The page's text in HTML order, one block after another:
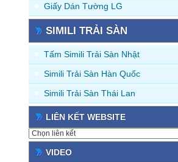
Giấy Dán Tường LG
SIMILI TRẢI SÀN
Tấm Simili Trải Sàn Nhật
Simili Trải Sàn Hàn Quốc
Simili Trải Sàn Thái Lan
LIÊN KẾT WEBSITE
VIDEO